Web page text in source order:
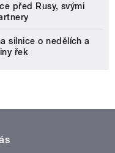
před Rusy, svými
silnice o nedělích a
řek